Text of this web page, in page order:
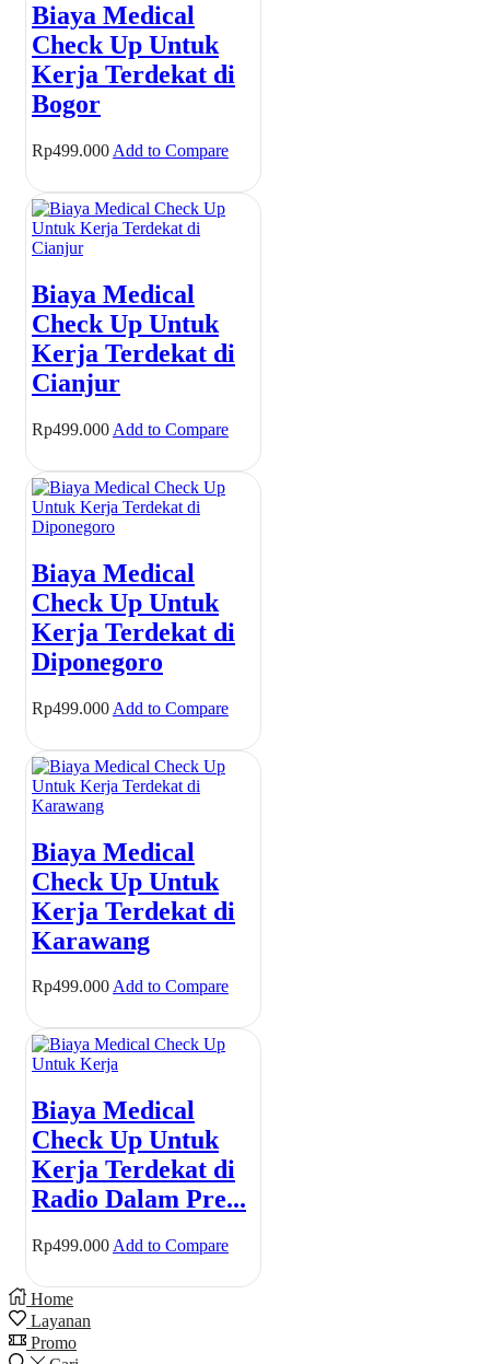
Biaya Medical
Check Up Untuk
Kerja Terdekat di
Bogor
Rp499.000 Add to Compare
Biaya Medical
Check Up Untuk
Kerja Terdekat di
Cianjur
Rp499.000 Add to Compare
Biaya Medical
Check Up Untuk
Kerja Terdekat di
Diponegoro
Rp499.000 Add to Compare
Biaya Medical
Check Up Untuk
Kerja Terdekat di
Karawang
Rp499.000Add to Compare
Biaya Medical
Check Up Untuk
Kerja Terdekat di
Radio Dalam Pre...
Rp499.000 Add to Compare
Home
Layanan
Promo